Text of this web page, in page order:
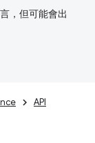
，但可能會出
API